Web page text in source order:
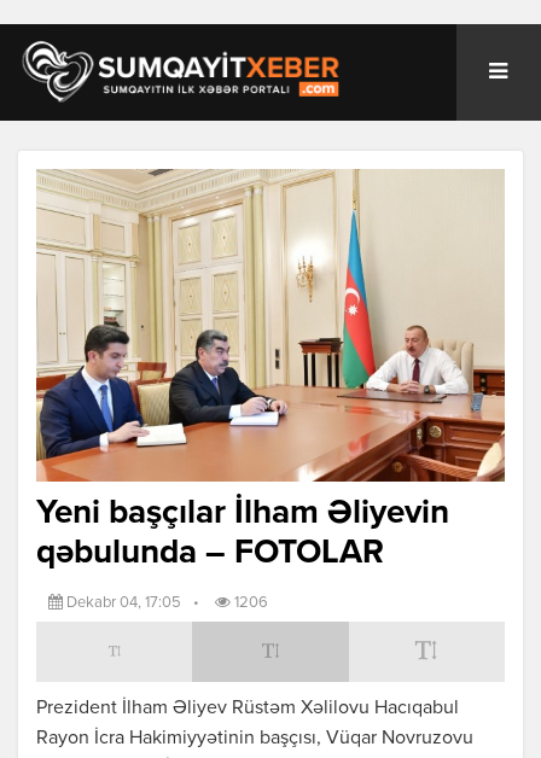
Yeni başçılar İlham Əliyevin
qəbulunda – FOTOLAR
Dekabr 04, 17:05 • 1206
Prezident İlham Əliyev Rüstəm Xəlilovu Hacıqabul
Rayon İcra Hakimiyyətinin başçısı, Vüqar Novruzovu